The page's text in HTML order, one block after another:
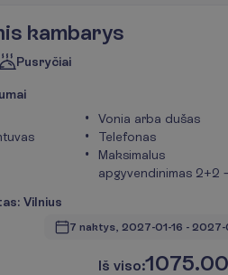
kambarys
Pusryčiai
umai
Vonia arba dušas
Telefonas
Maksimalus
apgyvendinimas 2+2
as: Vilnius
7 naktys, 2027-01-16 - 2027-
Iš viso:1075.00